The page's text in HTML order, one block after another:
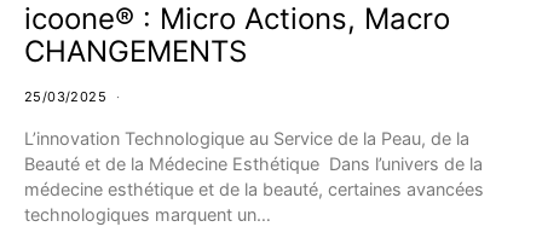
icoone® : Micro Actions, Macro
CHANGEMENTS
25/03/2025
L’innovation Technologique au Service de la Peau, de la
Beauté et de la Médecine Esthétique Dans l’univers de la
médecine esthétique et de la beauté, certaines avancées
technologiques marquent un…